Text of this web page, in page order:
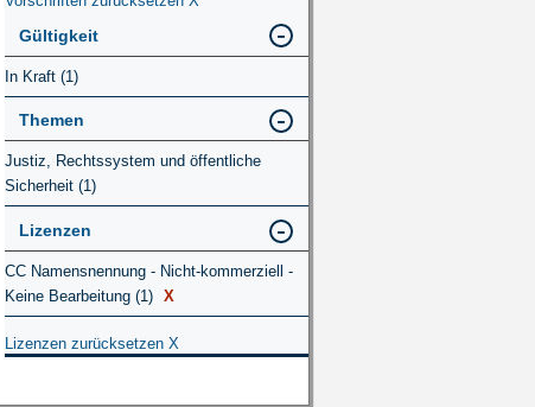
Gültigkeit
In Kraft (1)
Themen
Justiz, Rechtssystem und öffentliche
Sicherheit (1)
Lizenzen
CC Namensnennung - Nicht-kommerziell -
Keine Bearbeitung (1) X
Lizenzen zurücksetzen X